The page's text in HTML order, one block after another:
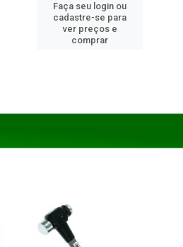
Faça seu login ou
cadastre-se para
ver preços e
comprar